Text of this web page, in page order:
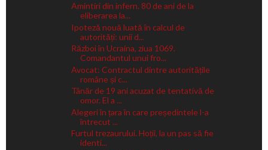
Amintiri din infern. 80 de ani de la
eliberarea la...
Ipoteză nouă luată în calcul de
autorități: unii d...
Război în Ucraina, ziua 1069.
Comandantul unui fro...
Avocat: Contractul dintre autoritățile
române și c...
Tânăr de 19 ani acuzat de tentativă de
omor. El a ...
Alegeri în țara în care președintele l-a
întrecut ...
Furtul trezaurului. Hoții, la un pas să fie
identi...